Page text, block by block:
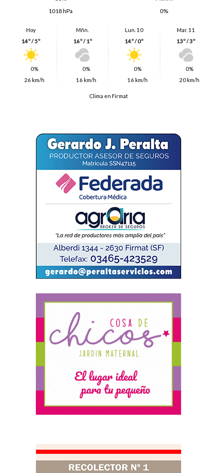
1018 hPa
0%
Hoy
14º / 5º
0%
26 km/h
Mñn.
16º / 1º
0%
16 km/h
Lun. 10
14º / 0º
0%
16 km/h
Mar. 11
13º / 3º
0%
20 km/h
Clima en Firmat